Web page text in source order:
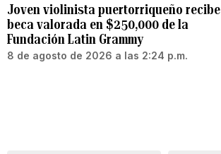
Joven violinista puertorriqueño recibe
beca valorada en $250,000 de la
Fundación Latin Grammy
8 de agosto de 2026 a las 2:24 p.m.